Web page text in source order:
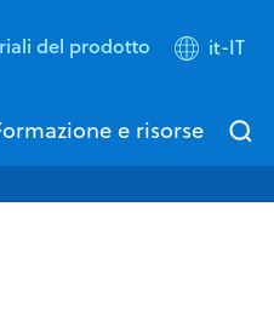
del prodotto it-IT
e risorse